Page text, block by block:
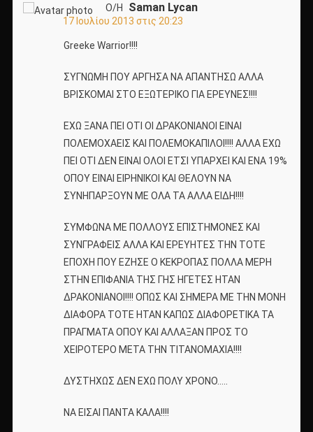
Ο/Η Saman Lycan
17 Ιουλίου 2013 στις 20:23
Greeke Warrior!!!!
ΣΥΓΝΩΜΗ ΠΟΥ ΑΡΓΗΣΑ ΝΑ ΑΠΑΝΤΗΣΩ ΑΛΛΑ
ΒΡΙΣΚΟΜΑΙ ΣΤΟ ΕΞΩΤΕΡΙΚΟ ΓΙΑ ΕΡΕΥΝΕΣ!!!!
ΕΧΩ ΞΑΝΑ ΠΕΙ ΟΤΙ ΟΙ ΔΡΑΚΟΝΙΑΝΟΙ ΕΙΝΑΙ
ΠΟΛΕΜΟΧΑΕΙΣ ΚΑΙ ΠΟΛΕΜΟΚΑΠΙΛΟΙ!!!! ΑΛΛΑ ΕΧΩ
ΠΕΙ ΟΤΙ ΔΕΝ ΕΙΝΑΙ ΟΛΟΙ ΕΤΣΙ ΥΠΑΡΧΕΙ ΚΑΙ ΕΝΑ 19%
ΟΠΟΥ ΕΙΝΑΙ ΕΙΡΗΝΙΚΟΙ ΚΑΙ ΘΕΛΟΥΝ ΝΑ
ΣΥΝΗΠΑΡΞΟΥΝ ΜΕ ΟΛΑ ΤΑ ΑΛΛΑ EIΔΗ!!!!
ΣΥΜΦΩΝΑ ΜΕ ΠΟΛΛΟΥΣ ΕΠΙΣΤΗΜΟΝΕΣ ΚΑΙ
ΣΥΝΓΡΑΦΕΙΣ ΑΛΛΑ ΚΑΙ ΕΡΕΥΗΤΕΣ ΤΗΝ ΤΟΤΕ
ΕΠΟΧΗ ΠΟΥ ΕΖΗΣΕ Ο ΚΕΚΡΟΠΑΣ ΠΟΛΛΑ ΜΕΡΗ
ΣΤΗΝ ΕΠΙΦΑΝΙΑ ΤΗΣ ΓΗΣ ΗΓΕΤΕΣ ΗΤΑΝ
ΔΡΑΚΟΝΙΑΝΟΙ!!!! ΟΠΩΣ ΚΑΙ ΣΗΜΕΡΑ ΜΕ ΤΗΝ ΜΟΝΗ
ΔΙΑΦΟΡΑ ΤΟΤΕ ΗΤΑΝ ΚΑΠΩΣ ΔΙΑΦΟΡΕΤΙΚΑ ΤΑ
ΠΡΑΓΜΑΤΑ ΟΠΟΥ ΚΑΙ ΑΛΛΑΞΑΝ ΠΡΟΣ ΤΟ
ΧΕΙΡΟΤΕΡΟ ΜΕΤΑ ΤΗΝ ΤΙΤΑΝΟΜΑΧΙΑ!!!!
ΔΥΣΤΗΧΩΣ ΔΕΝ ΕΧΩ ΠΟΛΥ ΧΡΟΝΟ…..
ΝΑ ΕΙΣΑΙ ΠΑΝΤΑ ΚΑΛΑ!!!!